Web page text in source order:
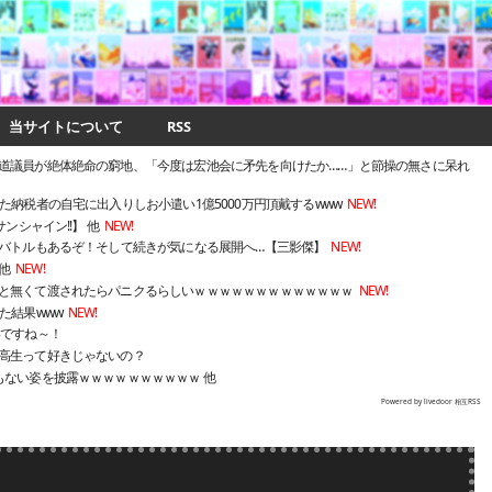
当サイトについて RSS
議員が絶体絶命の窮地、「今度は宏池会に矛先を向けたか……」と節操の無さに呆れ
納税者の自宅に出入りしお小遣い1億5000万円頂戴するwww NEW!
ンシャイン!!】 他 NEW!
トルもあるぞ！そして続きが気になる展開へ…【三影傑】
NEW!
NEW!
無くて渡されたらパニクるらしいｗｗｗｗｗｗｗｗｗｗｗｗｗ NEW!
結果www NEW!
すね～！
生って好きじゃないの？
ない姿を披露ｗｗｗｗｗｗｗｗｗｗ 他
Powered by livedoor 相互RSS